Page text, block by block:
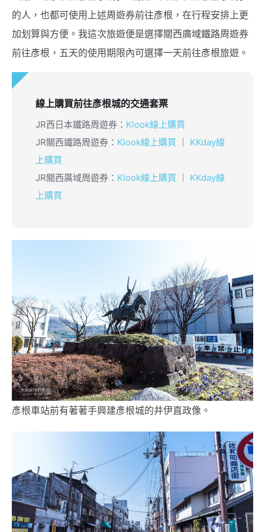
的人，也都可使用上述周遊券前往彥根，在行程安排上更
加划算與方便。我這次旅遊便是選擇關西廣域鐵路周遊券
前往彥根，五天的使用期限內可選擇一天前往彥根旅遊。
線上購買前往彥根城的交通套票
JR西日本鐵路周遊券： Klook線上購買
JR關西鐵路周遊券： Klook線上購買
KKday線
上購買
JR關西廣域周遊券： Klook線上購買
KKday線
上購買
彥根車站前有著著手興建彥根城的井伊直政像。